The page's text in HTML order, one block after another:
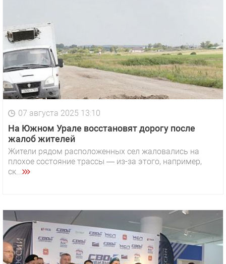
07 августа 2025 13:10
На Южном Урале восстановят дорогу после
жалоб жителей
Жители рядом расположенных сел жаловались на
плохое состояние трассы — из-за этого, например,
ск...